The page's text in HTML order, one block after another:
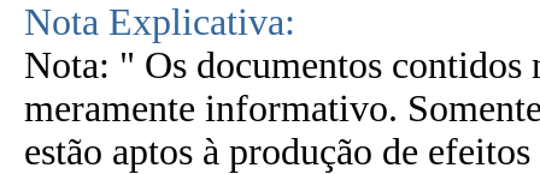
Nota Explicativa:
Nota: " Os documentos contidos
meramente informativo.
estão aptos à produção de